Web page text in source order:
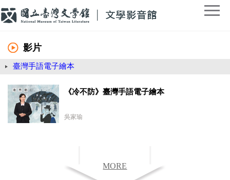
影片
臺灣手語電子繪本
《冷不防》臺灣手語電子繪本
吳家瑜
MORE